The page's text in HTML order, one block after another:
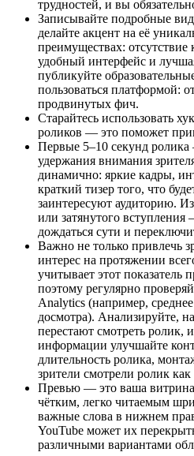
трудностей, и вы
Записывайте подробные
делайте акцент на её
преимуществах: отсутствие
удобный интерфейс и
публикуйте
пользоваться платформой:
продвинутых фич.
Старайтесь использовать
роликов — это поможет
Первые 5–10 секунд
удержания внимания
динамично: яркие кадры,
краткий тизер того, что
заинтересуют аудиторию.
или затянутого
дождаться сути и
Важно не только привлечь
интерес на протяжении
учитывает этот
поэтому регулярно
Analytics (например,
досмотра). Анализируйте,
перестают смотреть ролик,
информации улучшайте
длительность ролика,
зрители смотрели ролик
Превью — это ваша
чётким, легко читаемым
важные слова в нижнем
YouTube может их
различными вариантами